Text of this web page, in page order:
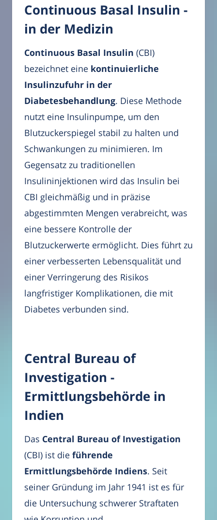
Continuous Basal Insulin -
in der Medizin
Continuous Basal Insulin (CBI)
bezeichnet eine kontinuierliche
Insulinzufuhr in der
Diabetesbehandlung. Diese Methode
nutzt eine Insulinpumpe, um den
Blutzuckerspiegel stabil zu halten und
Schwankungen zu minimieren. Im
Gegensatz zu traditionellen
Insulininjektionen wird das Insulin bei
CBI gleichmäßig und in präzise
abgestimmten Mengen verabreicht, was
eine bessere Kontrolle der
Blutzuckerwerte ermöglicht. Dies führt zu
einer verbesserten Lebensqualität und
einer Verringerung des Risikos
langfristiger Komplikationen, die mit
Diabetes verbunden sind.
Central Bureau of
Investigation -
Ermittlungsbehörde in
Indien
Das Central Bureau of Investigation
(CBI) ist die führende
Ermittlungsbehörde Indiens. Seit
seiner Gründung im Jahr 1941 ist es für
die Untersuchung schwerer Straftaten